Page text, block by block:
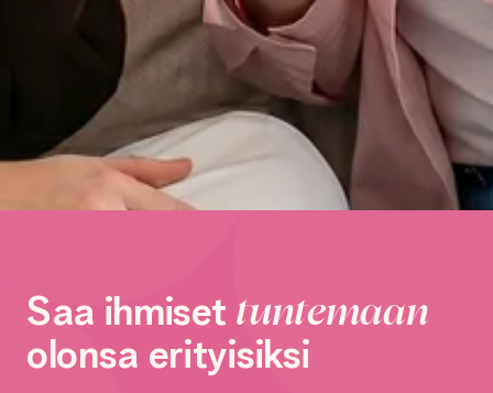
Saa ihmiset tuntemaan
olonsa erityisiksi